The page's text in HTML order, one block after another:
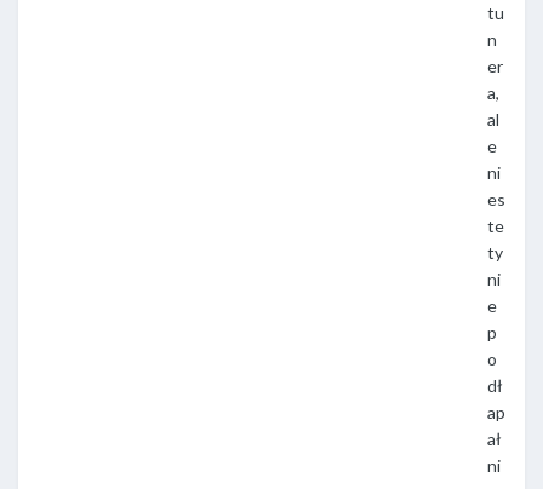
tu
n
er
a,
al
e
ni
es
te
ty
ni
e
p
o
dł
ap
ał
ni